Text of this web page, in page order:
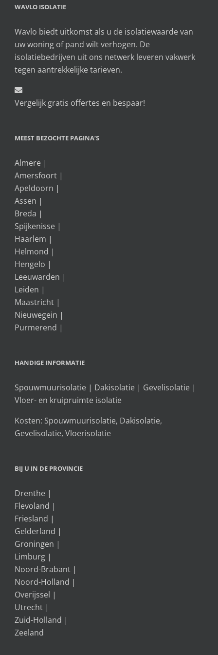
WAVLO ISOLATIE
Wavlo biedt uitkomst als u de isolatiewaarde van
uw woning of pand wilt verhogen. De
isolatiebedrijven uit ons netwerk leveren vakwerk
tegen aantrekkelijke tarieven.
Vergelijk gratis offertes en bespaar!
MEEST BEZOCHTE PAGINA’S
Almere |
Amersfoort |
Apeldoorn |
Assen |
Breda |
Spijkenisse |
Haarlem |
Helmond |
Hengelo |
Leeuwarden |
Leiden |
Maastricht |
Nieuwegein |
Purmerend |
HANDIGE INFORMATIE
Spouwmuurisolatie | Dakisolatie | Gevelisolatie |
Vloer- en kruipruimte isolatie
Kosten: Spouwmuurisolatie, Dakisolatie,
Gevelisolatie, Vloerisolatie
BIJ U IN DE PROVINCIE
Drenthe |
Flevoland |
Friesland |
Gelderland |
Groningen |
Limburg |
Noord-Brabant |
Noord-Holland |
Overijssel |
Utrecht |
Zuid-Holland |
Zeeland